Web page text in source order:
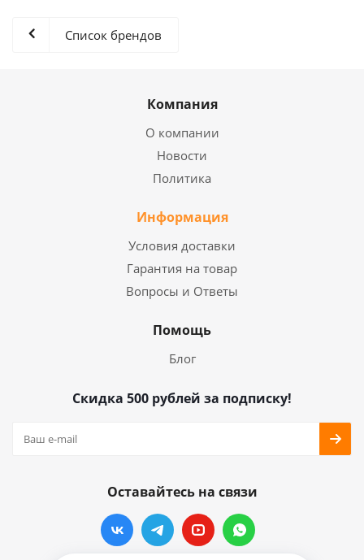
Список брендов
Компания
О компании
Новости
Политика
Информация
Условия доставки
Гарантия на товар
Вопросы и Ответы
Помощь
Блог
Скидка 500 рублей за подписку!
Оставайтесь на связи